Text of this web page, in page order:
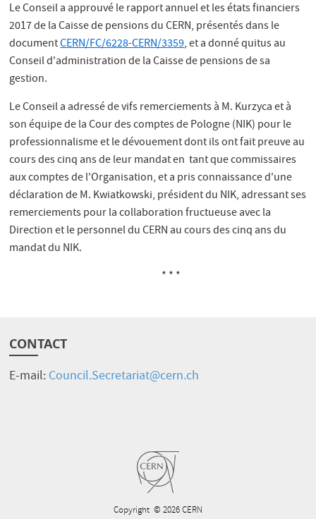
Le Conseil a approuvé le rapport annuel et les états financiers
2017 de la Caisse de pensions du CERN, présentés dans le
documentCERN/FC/6228-CERN/3359, et a donné quitus au
Conseil d'administration de la Caisse de pensions de sa
gestion.
Le Conseil a adressé de vifs remerciements à M. Kurzyca et à
son équipe de la Cour des comptes de Pologne (NIK) pour le
professionnalisme et le dévouement dont ils ont fait preuve au
cours des cinq ans de leur mandat en tant que commissaires
aux comptes de l'Organisation, et a pris connaissance d'une
déclaration de M. Kwiatkowski, président du NIK, adressant ses
remerciements pour la collaboration fructueuse avec la
Direction et le personnel du CERN au cours des cinq ans du
mandat du NIK.
* * *
CONTACT
E-mail:Council.Secretariat@cern.ch
Copyright © 2026 CERN